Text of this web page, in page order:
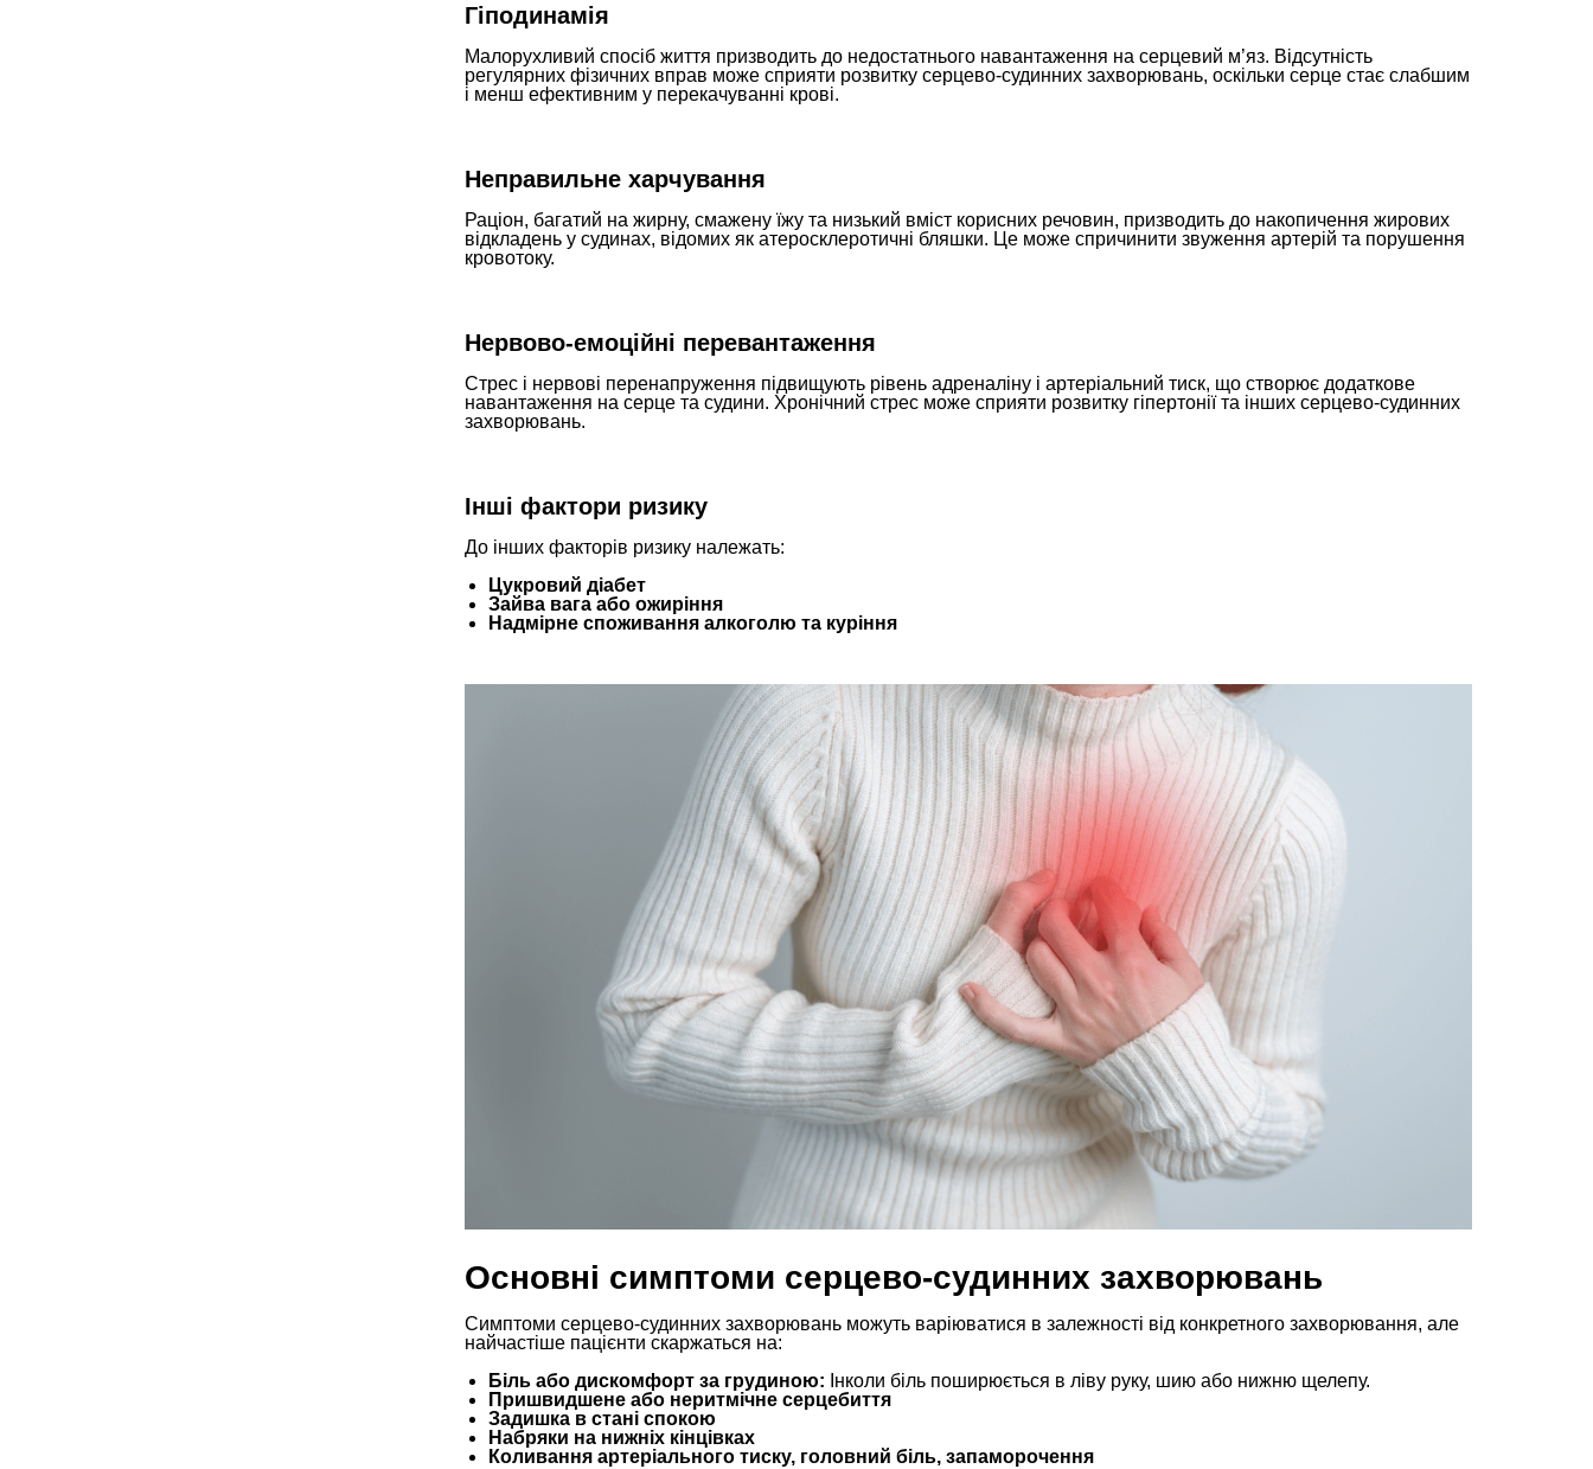
Гіподинамія
Малорухливий спосіб життя призводить до недостатнього навантаження на серцевий м’яз. Відсутність
регулярних фізичних вправ може сприяти розвитку серцево-судинних захворювань, оскільки серце стає слабшим
і менш ефективним у перекачуванні крові.
Неправильне харчування
Раціон, багатий на жирну, смажену їжу та низький вміст корисних речовин, призводить до накопичення жирових
відкладень у судинах, відомих як атеросклеротичні бляшки. Це може спричинити звуження артерій та порушення
кровотоку.
Нервово-емоційні перевантаження
Стрес і нервові перенапруження підвищують рівень адреналіну і артеріальний тиск, що створює додаткове
навантаження на серце та судини. Хронічний стрес може сприяти розвитку гіпертонії та інших серцево-судинних
захворювань.
Інші фактори ризику
До інших факторів ризику належать:
Цукровий діабет
Зайва вага або ожиріння
Надмірне споживання алкоголю та куріння
Основні симптоми серцево-судинних захворювань
Симптоми серцево-судинних захворювань можуть варіюватися в залежності від конкретного захворювання, але
найчастіше пацієнти скаржаться на:
Біль або дискомфорт за грудиною: Інколи біль поширюється в ліву руку, шию або нижню щелепу.
Пришвидшене або неритмічне серцебиття
Задишка в стані спокою
Набряки на нижніх кінцівках
Коливання артеріального тиску, головний біль, запаморочення